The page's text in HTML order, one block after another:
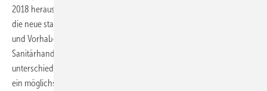
2018 herausgegeben hat. Wichtige Erkenntnisse daraus präsentiert
die neue statement.-Ausgabe ebenso wie Einblicke in künftige Projekte
und Vorhaben zum Thema Pflegebad. Auch kommen Experten aus
Sanitärhandwerk, Wissenschaft und Politik zu Wort, die jeweils aus
unterschiedlichem Blickwinkel das Bad in seiner Schlüsselfunktion für
ein möglichst selbstbestimmtes Leben in den eigenen vier Wänden